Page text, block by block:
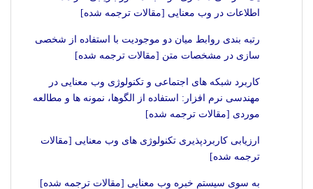
اطلاعات در وب معنایی [مقالات ترجمه شده]
رتبه بندی روابط میان دو موجودیت با استفاده از شخصی
سازی در مشخصات متن [مقالات ترجمه شده]
کاربرد شبکه های اجتماعی و تکنولوژی وب معنایی در
مهندسی نرم افزار: استفاده از الگوها، نمونه ها و مطالعه
موردی [مقالات ترجمه شده]
ارزیابی کاربردپذیری تکنولوژی های وب معنایی [مقالات
ترجمه شده]
به سوی سیستم خبره وب معنایی [مقالات ترجمه شده]